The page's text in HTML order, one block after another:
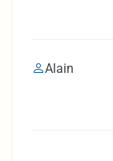
Alain